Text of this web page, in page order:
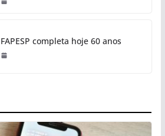
FAPESP completa hoje 60 anos